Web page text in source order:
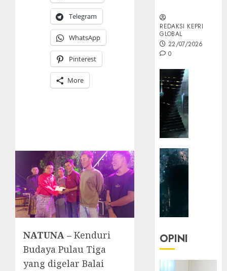
Telegram
WhatsApp
Pinterest
More
NATUNA – Kenduri
Budaya Pulau Tiga
yang digelar Balai
REDAKSI KEPRI
GLOBAL
22/07/2026
0
OPINI